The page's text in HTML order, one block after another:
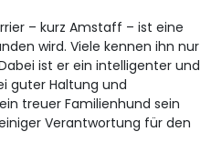
– kurz Amstaff – ist eine
wird. Viele kennen ihn nur
ist er ein intelligenter und
guter Haltung und
treuer Familienhund sein
Verantwortung für den